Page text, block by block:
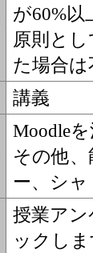
が60%以
原則と
た場合
講義
Moodle
その他
ー、シ
授業ア
ックし